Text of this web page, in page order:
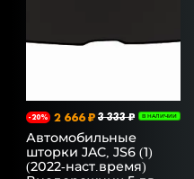
-20% 2 666 ₽ 3 333 ₽ В НАЛИЧИИ
Автомобильные
шторки JAC, JS6 (1)
(2022-наст.время)